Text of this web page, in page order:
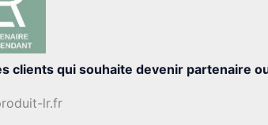
clients qui souhaite devenir partenaire
lr.fr